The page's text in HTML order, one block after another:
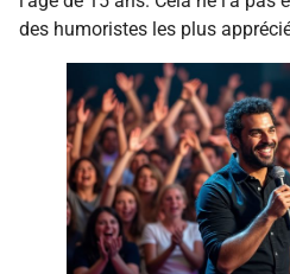
des humoristes les plus